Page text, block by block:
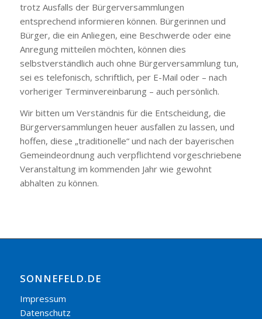
trotz Ausfalls der Bürgerversammlungen
entsprechend informieren können. Bürgerinnen und
Bürger, die ein Anliegen, eine Beschwerde oder eine
Anregung mitteilen möchten, können dies
selbstverständlich auch ohne Bürgerversammlung tun,
sei es telefonisch, schriftlich, per E-Mail oder – nach
vorheriger Terminvereinbarung – auch persönlich.
Wir bitten um Verständnis für die Entscheidung, die
Bürgerversammlungen heuer ausfallen zu lassen, und
hoffen, diese „traditionelle“ und nach der bayerischen
Gemeindeordnung auch verpflichtend vorgeschriebene
Veranstaltung im kommenden Jahr wie gewohnt
abhalten zu können.
SONNEFELD.DE
Impressum
Datenschutz